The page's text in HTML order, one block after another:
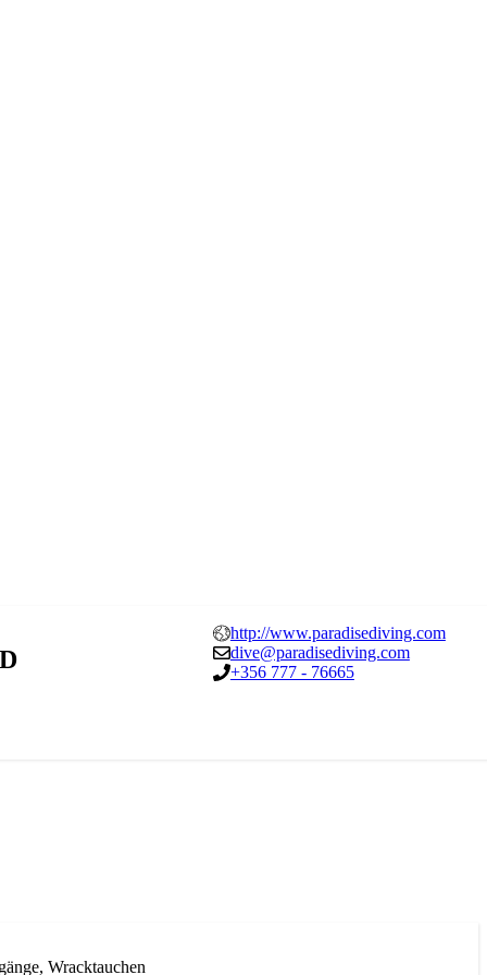
http://www.paradisediving.com
dive@paradisediving.com
+356 777 - 76665
Wracktauchen